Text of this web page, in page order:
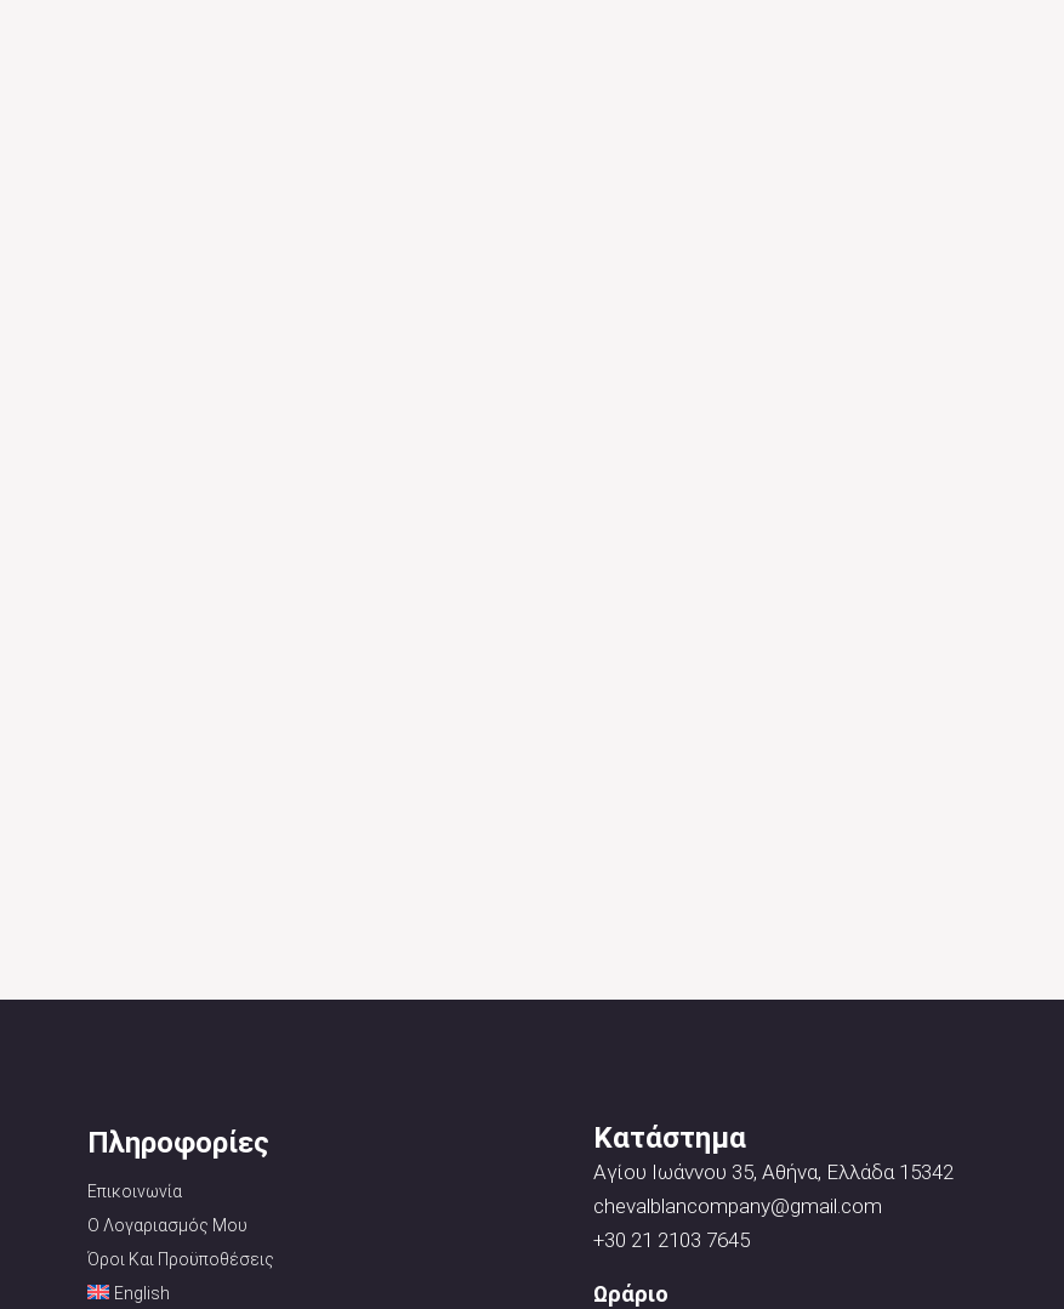
Πληροφορίες
Επικοινωνία
Ο Λογαριασμός Μου
Όροι Και Προϋποθέσεις
English
Κατάστημα
Αγίου Ιωάννου 35, Αθήνα, Ελλάδα 15342
chevalblancompany@gmail.com
+30 21 2103 7645
Ωράριο